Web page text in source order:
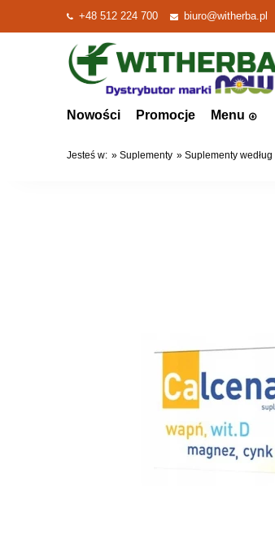
+48 512 224 700 biuro@witherba.pl
Nowości Promocje Menu
Jesteś w: » Suplementy » Suplementy